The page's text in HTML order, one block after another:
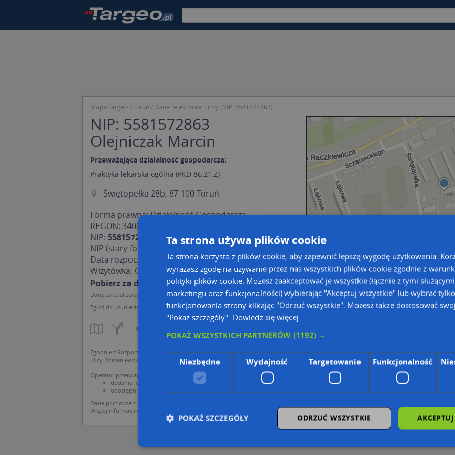
Mapa Targeo Toruń Dane rejestrowe Firmy (NIP: 5581572863)
NIP: 5581572863
Olejniczak Marcin
Przeważająca działalność gospodarcza:
Praktyka lekarska ogólna (PKD 86.21.Z)
Świętopełka 28b, 87-100 Toruń
Forma prawna: Działalność Gospodarcza
REGON: 340023236
NIP: 5581572863
NIP (stary format):
Data rozpoczęcia działalności: 2005-04-06
Wizytówka: Olejniczak Marcin
Pobierz za darmo aktualny odpis KRS
Dane zaktualizowane 2019-05-03.
Zgłoś do usunięcia
Przejdź na
Przejdź na
Poznaj sposób na
Zgodnie z Rozporządzeniem PE i Rady (UE) o Ochronie Danych Osobowych Administratorem (RODO), administratorem danych jest
ulicy Domaniewskiej 37.
Operator przetwarza dane osobowe w celu:
dodania ich do bazy Targeo oraz publikacji w wyszukiwarce firm i na mapach (art. 6 ust. 1 lit. f RODO)
udostępniania danych o firmach partnerom biznesowym operatora (art. 6 ust. 1 lit. f RODO)
Dane pochodzą z publicznych baz CEIDG, GUS, REGON, z firmowych stron www oraz od podmiotów zewnętrznych.
Więcej informacji dot. RODO:
http://regulamin.automapa.pl/odo_przetwarzanie/
Ta strona używa plików cookie
Ta strona korzysta z plików cookie, aby zapewnić lepszą wygodę użytkowania.
wyrażasz zgodę na używanie przez nas wszystkich plików cookie zgodnie z
polityki plików cookie. Możesz zaakceptować je wszystkie (łącznie z tymi
marketingu oraz funkcjonalności) wybierając "Akceptuj wszystkie" lub wybrać
funkcjonowania strony klikając "Odrzuć wszystkie". Możesz także dostosować
"Pokaż szczegóły". Dowiedz się więcej
POKAŻ WSZYSTKICH PARTNERÓW(1192) →
Niezbędne Wydajność Targetowanie Funkcjonalność
ODRZUĆ WSZYSTKIE
POKAŻ SZCZEGÓŁY